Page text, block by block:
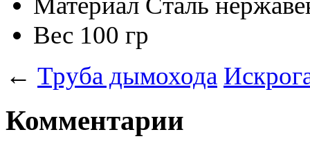
Вес 100 гр
← Труба дымохода
Комментарии